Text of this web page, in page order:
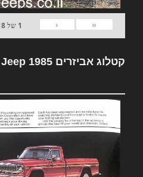
«
‹
1 של
קטלוג אביזרים Jeep 1985